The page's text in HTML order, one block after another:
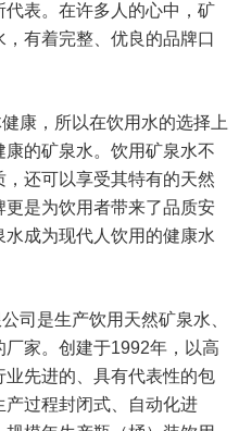
表。在许多人的心中，矿
有着完整、优良的品牌口
康，所以在饮用水的选择上
的矿泉水。饮用矿泉水不
还可以享受其特有的天然
是为饮用者带来了品质安
成为现代人饮用的健康水
司是生产饮用天然矿泉水、
家。创建于1992年，以高
先进的、具有代表性的包
过程封闭式、自动化进